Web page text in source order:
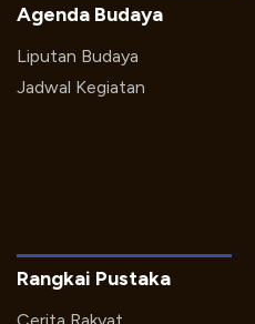
Agenda Budaya
Liputan Budaya
Jadwal Kegiatan
Rangkai Pustaka
Cerita Rakyat